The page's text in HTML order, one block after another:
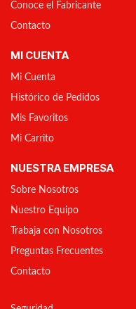
Conoce el Fabricante
Contacto
MI CUENTA
Mi Cuenta
Histórico de Pedidos
Mis Favoritos
Mi Carrito
NUESTRA EMPRESA
Sobre Nosotros
Nuestro Equipo
Trabaja con Nosotros
Preguntas Frecuentes
Contacto